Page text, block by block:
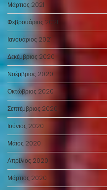
Μάρτιος 2021
Φεβρουάριος 2021
Ιανουάριος 2021
Δεκέμβριος 2020
Νοέμβριος 2020
Οκτώβριος 2020
Σεπτέμβριος 2020
Ιούνιος 2020
Μάιος 2020
Απρίλιος 2020
Μάρτιος 2020